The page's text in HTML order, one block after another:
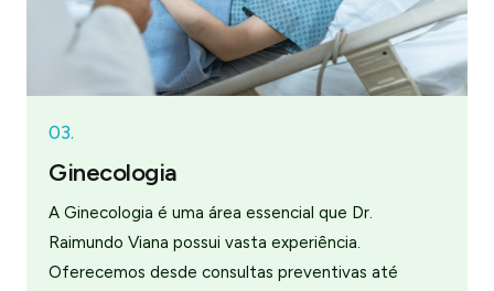
03.
Ginecologia
A Ginecologia é uma área essencial que Dr.
Raimundo Viana possui vasta experiência.
Oferecemos desde consultas preventivas até